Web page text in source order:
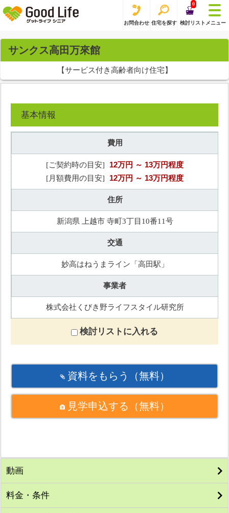
お問合わせ 住宅を探す
0
検討リスト メニュー
サンクス高田万來館
【サービス付き高齢者向け住宅】
基本情報
費用
[ご契約時の目安] 12万円 ～ 13万円程度
[月額費用の目安] 12万円 ～ 13万円程度
住所
新潟県 上越市 寺町3丁目10番11号
交通
妙高はねうまライン「高田駅」
事業者
株式会社くびき野ライフスタイル研究所
検討リストに入れる
資料をもらう （無料）
見学申込する （無料）
動画
料金・条件